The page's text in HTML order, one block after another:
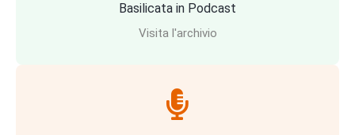
Basilicata in Podcast
Visita l'archivio